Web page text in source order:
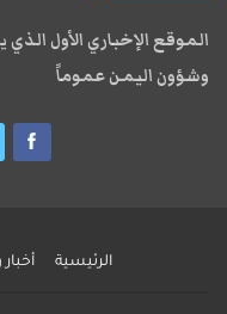
الموقع الإخباري الأول
وشؤون اليمن عموماً
الرئيسية أخبار